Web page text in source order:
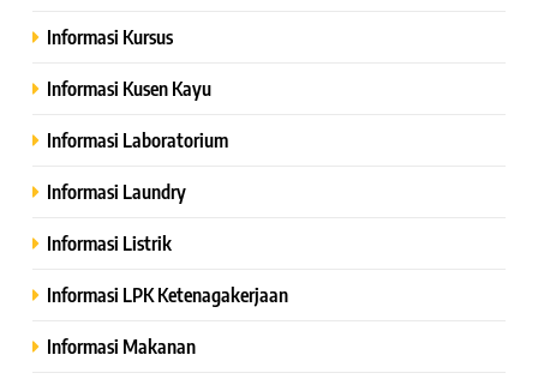
Informasi Kursus
Informasi Kusen Kayu
Informasi Laboratorium
Informasi Laundry
Informasi Listrik
Informasi LPK Ketenagakerjaan
Informasi Makanan